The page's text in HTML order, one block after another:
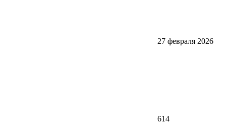
27 февраля 2026
614